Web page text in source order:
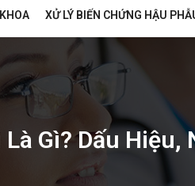
XỬ LÝ BIẾN CHỨNG HẬU
Gì? Dấu